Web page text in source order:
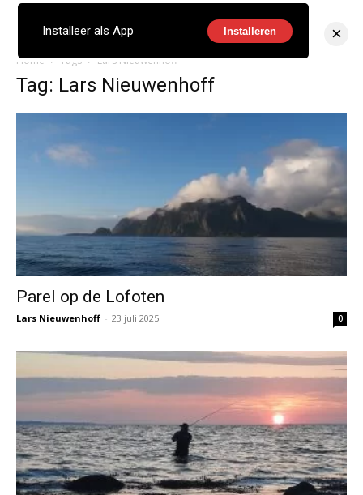
Home Tags Lars Nieuwenhoff
Tag: Lars Nieuwenhoff
Parel op de Lofoten
Lars Nieuwenhoff - 23 juli 2025 0
Installeer als App Installeren ×